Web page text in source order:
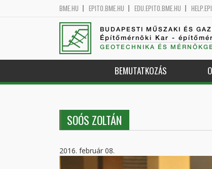
BME.HU EPITO.BME.HU EDU.EPITO.BME.HU
BUDAPESTI MŰSZAKI ÉS
Építőmérnöki Kar -
GEOTECHNIKA ÉS
BEMUTATKOZÁS
SOÓS ZOLTÁN
2016. február 08.